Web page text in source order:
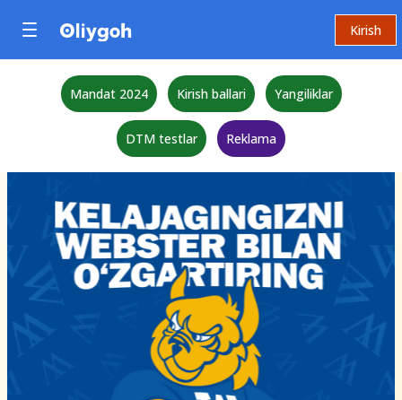
Kirish
Mandat 2024 Kirish ballari Yangiliklar
DTM testlar Reklama